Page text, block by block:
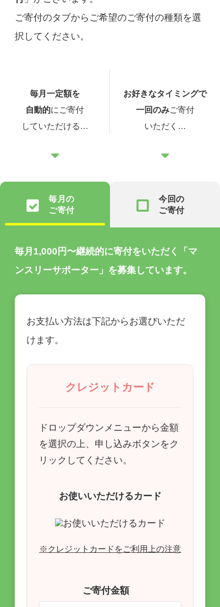
ご寄付のタブからご希望のご寄付の種類を選
択してください。
毎月一定額を
自動的にご寄付
していただける…
お好きなタイミングで
一回のみご寄付
いただく…
毎月の
ご寄付
今回の
ご寄付
毎月1,000円〜継続的に寄付をいただく「マ
ンスリーサポーター」を募集しています。
お支払い方法は下記からお選びいただ
けます。
クレジットカード
ドロップダウンメニューから金額
を選択の上、申し込みボタンをク
リックしてください。
お使いいただけるカード
※クレジットカードをご利用上の注意
ご寄付金額
にお送りください。